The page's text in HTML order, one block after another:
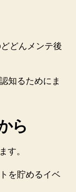
どんメンテ後
知るためにま
ら
す。
を貯めるイベ